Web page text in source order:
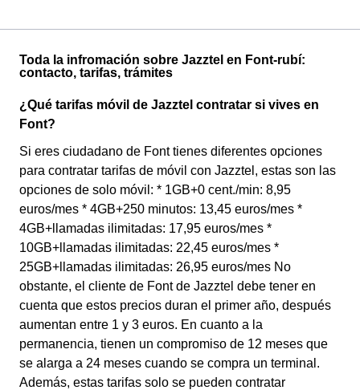
Toda la infromación sobre Jazztel en Font-rubí:
contacto, tarifas, trámites
¿Qué tarifas móvil de Jazztel contratar si vives en
Font?
Si eres ciudadano de Font tienes diferentes opciones
para contratar tarifas de móvil con Jazztel, estas son las
opciones de solo móvil: * 1GB+0 cent./min: 8,95
euros/mes * 4GB+250 minutos: 13,45 euros/mes *
4GB+llamadas ilimitadas: 17,95 euros/mes *
10GB+llamadas ilimitadas: 22,45 euros/mes *
25GB+llamadas ilimitadas: 26,95 euros/mes No
obstante, el cliente de Font de Jazztel debe tener en
cuenta que estos precios duran el primer año, después
aumentan entre 1 y 3 euros. En cuanto a la
permanencia, tienen un compromiso de 12 meses que
se alarga a 24 meses cuando se compra un terminal.
Además, estas tarifas solo se pueden contratar